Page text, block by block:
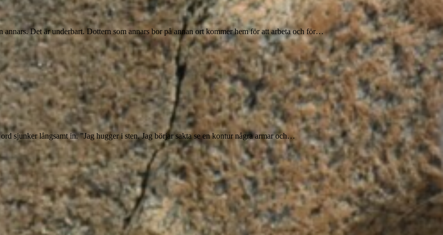
annars. Det är underbart. Dottern som annars bor på annan ort kommer hem för att arbeta och för…
sjunker långsamt in. ”Jag hugger i sten. Jag börjar sakta se en kontur några armar och…